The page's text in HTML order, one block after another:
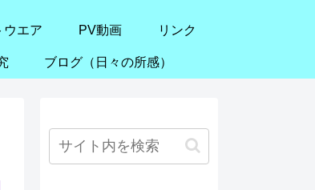
ウエア PV動画 リンク
ブログ（日々の所感）